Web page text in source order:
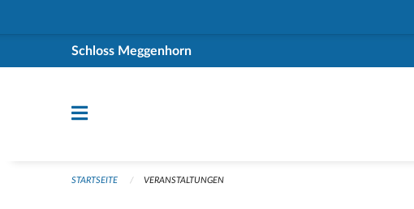
Schloss Meggenhorn
STARTSEITE VERANSTALTUNGEN